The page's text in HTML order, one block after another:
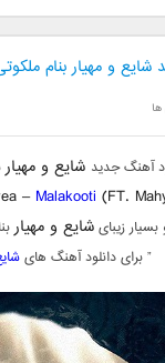
و مهیار بنام
آهنگ جدید شایع و مهیار
– Malakooti (FT.
زیبایشایع و مهیار
” برای دانلود آهنگ های